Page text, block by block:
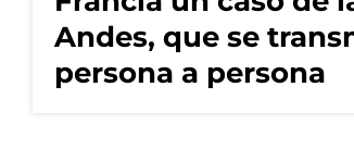
Andes, que se
persona a persona